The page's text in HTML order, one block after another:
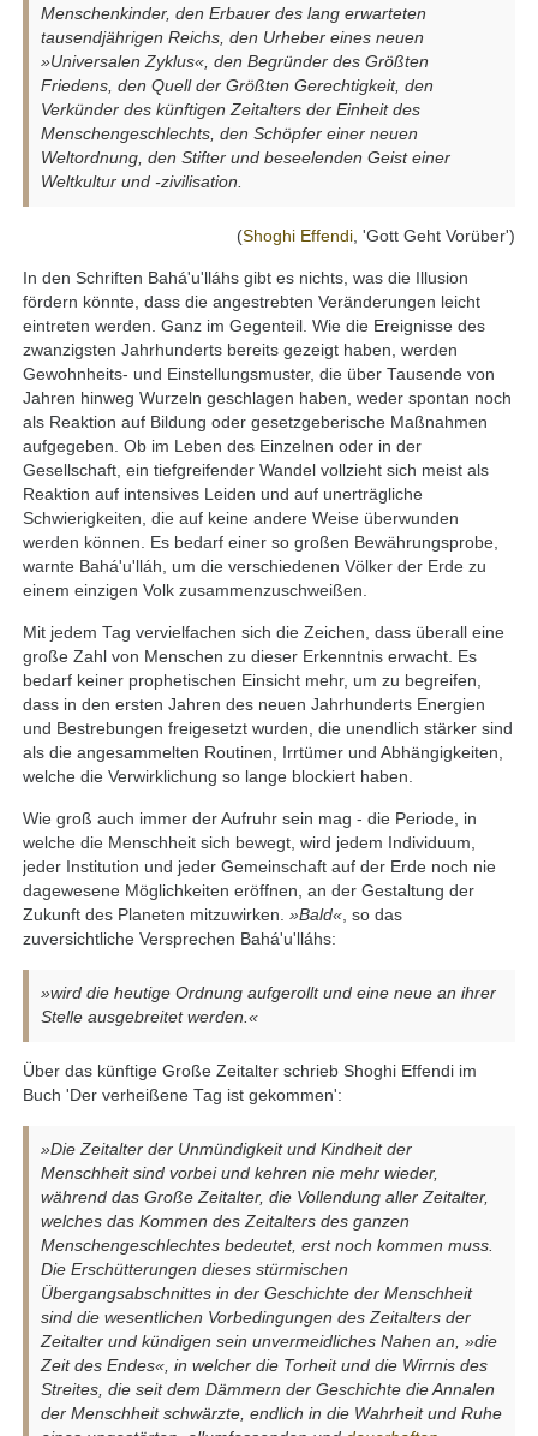
Menschenkinder, den Erbauer des lang erwarteten
tausendjährigen Reichs, den Urheber eines neuen
»Universalen Zyklus«, den Begründer des Größten
Friedens, den Quell der Größten Gerechtigkeit, den
Verkünder des künftigen Zeitalters der Einheit des
Menschengeschlechts, den Schöpfer einer neuen
Weltordnung, den Stifter und beseelenden Geist einer
Weltkultur und -zivilisation.
(Shoghi Effendi, 'Gott Geht Vorüber')
In den Schriften Bahá'u'lláhs gibt es nichts, was die Illusion
fördern könnte, dass die angestrebten Veränderungen leicht
eintreten werden. Ganz im Gegenteil. Wie die Ereignisse des
zwanzigsten Jahrhunderts bereits gezeigt haben, werden
Gewohnheits- und Einstellungsmuster, die über Tausende von
Jahren hinweg Wurzeln geschlagen haben, weder spontan noch
als Reaktion auf Bildung oder gesetzgeberische Maßnahmen
aufgegeben. Ob im Leben des Einzelnen oder in der
Gesellschaft, ein tiefgreifender Wandel vollzieht sich meist als
Reaktion auf intensives Leiden und auf unerträgliche
Schwierigkeiten, die auf keine andere Weise überwunden
werden können. Es bedarf einer so großen Bewährungsprobe,
warnte Bahá'u'lláh, um die verschiedenen Völker der Erde zu
einem einzigen Volk zusammenzuschweißen.
Mit jedem Tag vervielfachen sich die Zeichen, dass überall eine
große Zahl von Menschen zu dieser Erkenntnis erwacht. Es
bedarf keiner prophetischen Einsicht mehr, um zu begreifen,
dass in den ersten Jahren des neuen Jahrhunderts Energien
und Bestrebungen freigesetzt wurden, die unendlich stärker sind
als die angesammelten Routinen, Irrtümer und Abhängigkeiten,
welche die Verwirklichung so lange blockiert haben.
Wie groß auch immer der Aufruhr sein mag - die Periode, in
welche die Menschheit sich bewegt, wird jedem Individuum,
jeder Institution und jeder Gemeinschaft auf der Erde noch nie
dagewesene Möglichkeiten eröffnen, an der Gestaltung der
Zukunft des Planeten mitzuwirken.»Bald« , so das
zuversichtliche Versprechen Bahá'u'lláhs:
»wird die heutige Ordnung aufgerollt und eine neue an ihrer
Stelle ausgebreitet werden.«
Über das künftige Große Zeitalter schrieb Shoghi Effendi im
Buch 'Der verheißene Tag ist gekommen':
»Die Zeitalter der Unmündigkeit und Kindheit der
Menschheit sind vorbei und kehren nie mehr wieder,
während das Große Zeitalter, die Vollendung aller Zeitalter,
welches das Kommen des Zeitalters des ganzen
Menschengeschlechtes bedeutet, erst noch kommen muss.
Die Erschütterungen dieses stürmischen
Übergangsabschnittes in der Geschichte der Menschheit
sind die wesentlichen Vorbedingungen des Zeitalters der
Zeitalter und kündigen sein unvermeidliches Nahen an, »die
Zeit des Endes«, in welcher die Torheit und die Wirrnis des
Streites, die seit dem Dämmern der Geschichte die Annalen
der Menschheit schwärzte, endlich in die Wahrheit und Ruhe